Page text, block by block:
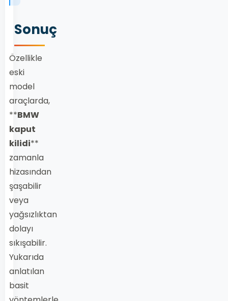
Sonuç
Özellikle
eski
model
araçlarda,
**BMW
kaput
kilidi**
zamanla
hizasından
şaşabilir
veya
yağsızlıktan
dolayı
sıkışabilir.
Yukarıda
anlatılan
basit